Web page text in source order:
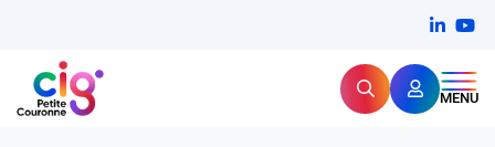
contenu
CIG Petite Couronne RechercherMENU
Expertise et proximité pour